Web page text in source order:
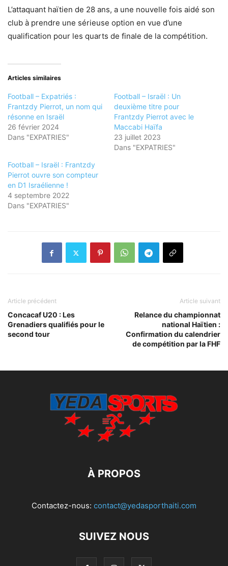
L’attaquant haïtien de 28 ans, a une nouvelle fois aidé son
club à prendre une sérieuse option en vue d’une
qualification pour les quarts de finale de la compétition.
Articles similaires
Football – Expatriés :
Frantzdy Pierrot, un nom qui
résonne en Israël
26 février 2024
Dans "EXPATRIES"
Football – Israël : Un
deuxième titre pour
Frantzdy Pierrot avec le
Maccabi Haïfa
23 juillet 2023
Dans "EXPATRIES"
Football – Israël : Frantzdy
Pierrot ouvre son compteur
en D1 Israélienne !
4 septembre 2022
Dans "EXPATRIES"
Article précédent
Concacaf U20 : Les
Grenadiers qualifiés pour le
second tour
Article suivant
Relance du championnat
national Haïtien :
Confirmation du calendrier
de compétition par la FHF
À PROPOS
Contactez-nous: contact@yedasporthaiti.com
SUIVEZ NOUS